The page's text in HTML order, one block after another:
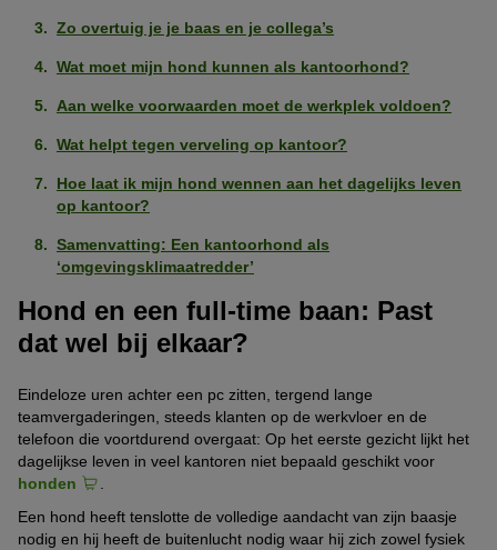
Zo overtuig je je baas en je collega’s
Wat moet mijn hond kunnen als kantoorhond?
Aan welke voorwaarden moet de werkplek voldoen?
Wat helpt tegen verveling op kantoor?
Hoe laat ik mijn hond wennen aan het dagelijks leven
op kantoor?
Samenvatting: Een kantoorhond als
‘omgevingsklimaatredder’
Hond en een full-time baan: Past
dat wel bij elkaar?
Eindeloze uren achter een pc zitten, tergend lange
teamvergaderingen, steeds klanten op de werkvloer en de
telefoon die voortdurend overgaat: Op het eerste gezicht lijkt het
dagelijkse leven in veel kantoren niet bepaald geschikt voor
honden
Een hond heeft tenslotte de volledige aandacht van zijn baasje
nodig en hij heeft de buitenlucht nodig waar hij zich zowel fysiek